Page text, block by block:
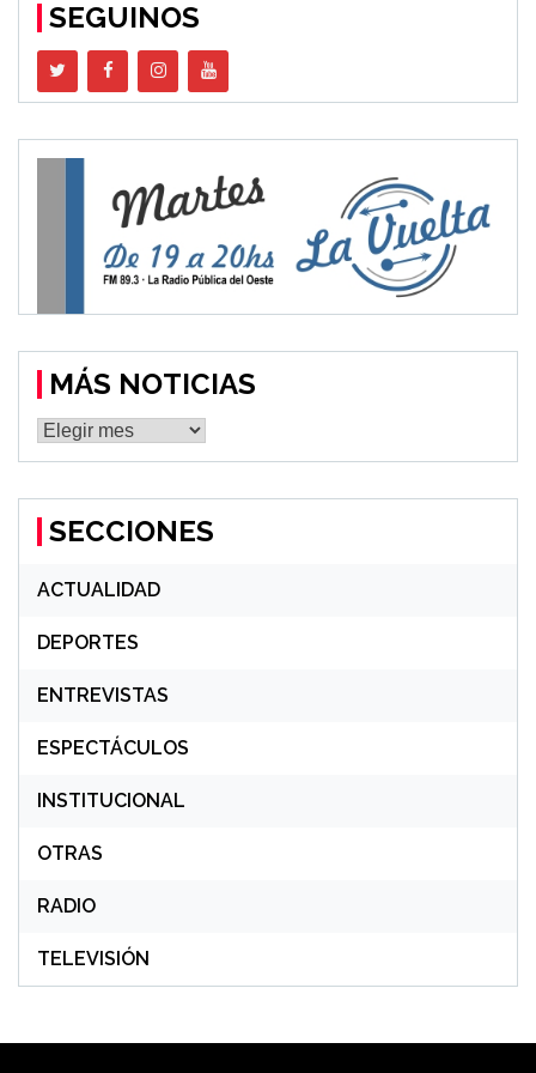
SEGUINOS
MÁS NOTICIAS
MÁS
NOTICIAS
SECCIONES
ACTUALIDAD
DEPORTES
ENTREVISTAS
ESPECTÁCULOS
INSTITUCIONAL
OTRAS
RADIO
TELEVISIÓN